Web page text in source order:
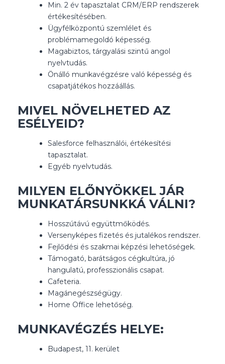
Min. 2 év tapasztalat CRM/ERP rendszerek
értékesítésében.
Ügyfélközpontú szemlélet és
problémamegoldó képesség.
Magabiztos, tárgyalási szintű angol
nyelvtudás.
Önálló munkavégzésre való képesség és
csapatjátékos hozzáállás.
MIVEL NÖVELHETED AZ
ESÉLYEID?
Salesforce felhasználói, értékesítési
tapasztalat.
Egyéb nyelvtudás.
MILYEN ELŐNYÖKKEL JÁR
MUNKATÁRSUNKKÁ VÁLNI?
Hosszútávú együttmőködés.
Versenyképes fizetés és jutalékos rendszer.
Fejlődési és szakmai képzési lehetőségek.
Támogató, barátságos cégkultúra, jó
hangulatú, professzionális csapat.
Cafeteria.
Magánegészségügy.
Home Office lehetőség.
MUNKAVÉGZÉS HELYE:
Budapest, 11. kerület